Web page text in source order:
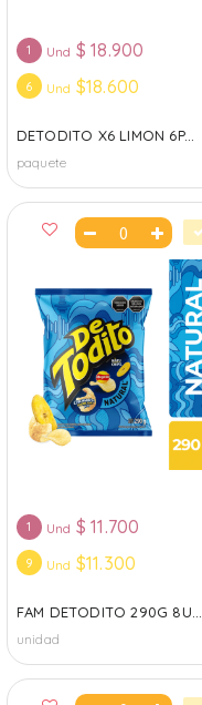
1 Und $ 18.900
6 Und $18.600
DETODITO X6 LIMON 6P...
paquete
1 Und $ 11.700
9 Und $11.300
FAM DETODITO 290G 8U...
unidad